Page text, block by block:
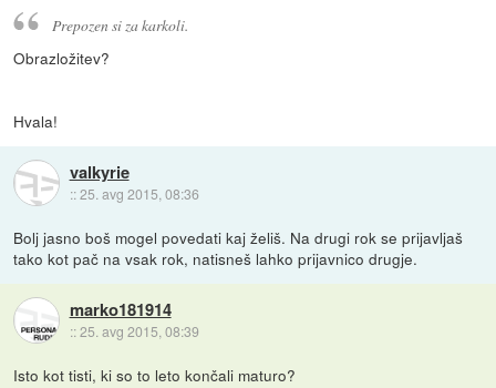
Prepozen si za karkoli.
Obrazložitev?
Hvala!
valkyrie
::25. avg 2015, 08:36
Bolj jasno boš mogel povedati kaj želiš. Na drugi rok se prijavljaš
tako kot pač na vsak rok, natisneš lahko prijavnico drugje.
marko181914
::25. avg 2015, 08:39
Isto kot tisti, ki so to leto končali maturo?